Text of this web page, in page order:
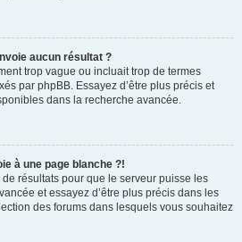
aucun résultat ?
trop vague ou incluait trop de termes
par phpBB. Essayez d’être plus précis et
dans la recherche avancée.
à une page blanche ?!
résultats pour que le serveur puisse les
et essayez d’être plus précis dans les
des forums dans lesquels vous souhaitez